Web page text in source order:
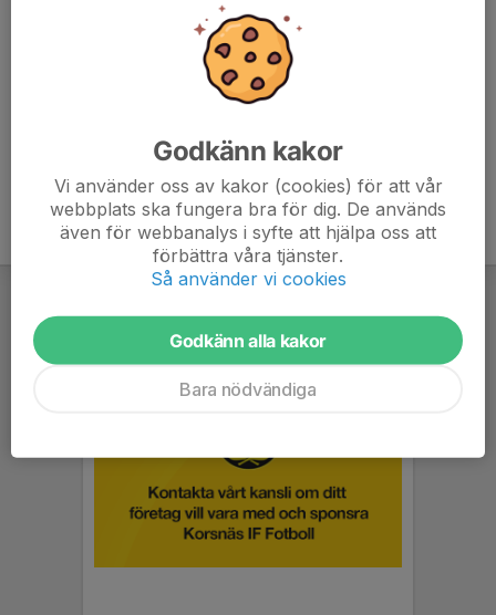
Godkänn kakor
Vi använder oss av kakor (cookies) för att vår
webbplats ska fungera bra för dig. De används
även för webbanalys i syfte att hjälpa oss att
förbättra våra tjänster.
Så använder vi cookies
Godkänn alla kakor
Bara nödvändiga